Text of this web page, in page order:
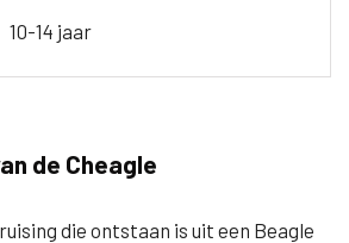
10-14 jaar
de Cheagle
die ontstaan is uit een Beagle